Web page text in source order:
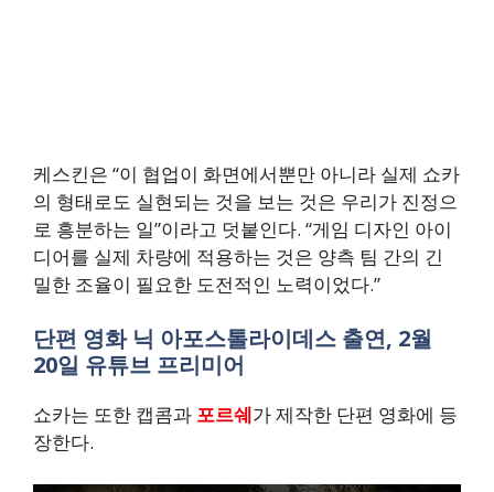
케스킨은 “이 협업이 화면에서뿐만 아니라 실제 쇼카
의 형태로도 실현되는 것을 보는 것은 우리가 진정으
로 흥분하는 일”이라고 덧붙인다. “게임 디자인 아이
디어를 실제 차량에 적용하는 것은 양측 팀 간의 긴
밀한 조율이 필요한 도전적인 노력이었다.”
단편 영화 닉 아포스톨라이데스 출연, 2월
20일 유튜브 프리미어
쇼카는 또한 캡콤과 포르쉐가 제작한 단편 영화에 등
장한다.